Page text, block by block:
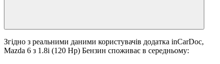
Згідно з реальними даними користувачів додатка inCarDoc,
Mazda 6 з 1.8i (120 Hp) Бензин споживає в середньому: